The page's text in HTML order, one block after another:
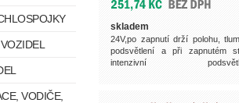
skladem
24V,po zapnutí drží polohu,
podsvětlení a při zapnutém
intenzivní
VODIČE,